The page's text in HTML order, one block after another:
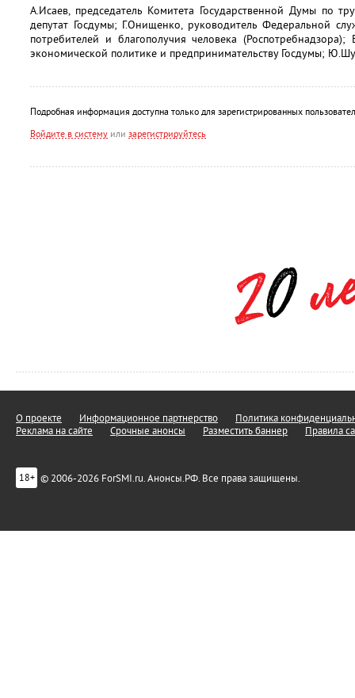
А.Исаев, председатель Комитета Государственной Думы по
депутат Госдумы; Г.Онищенко, руководитель Федеральной
потребителей и благополучия человека
экономической политике и предпринимательству Госдумы;
Подробная информация доступна только для зарегистрированных
Войдите в систему или зарегистрируйтесь
О проекте Информационное партнерство
Политика
Реклама на сайте
Срочные анонсы Разместить баннер Правила
18+ © 2006-2026 ForSMI.ru. Анонсы.РФ. Все права защищены.